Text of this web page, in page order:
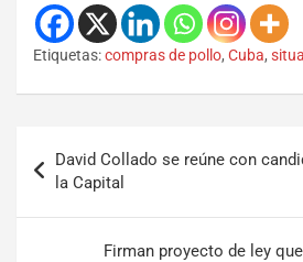
Etiquetas:compras de pollo, Cuba,
David Collado se reúne con
la Capital
Firman proyecto de ley